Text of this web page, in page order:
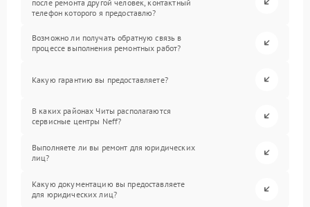
после ремонта другой человек, контактный
телефон которого я предоставлю?
Возможно ли получать обратную связь в
процессе выполнения ремонтных работ?
Какую гарантию вы предоставляете?
В каких районах Читы располагаются
сервисные центры Neff?
Выполняете ли вы ремонт для юридических
лиц?
Какую документацию вы предоставляете
для юридических лиц?